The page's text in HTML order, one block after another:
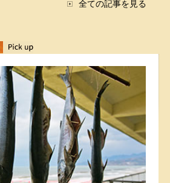
全ての記事を見る